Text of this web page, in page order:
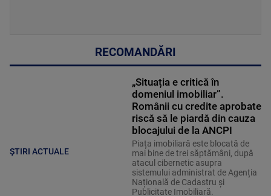
RECOMANDĂRI
ȘTIRI ACTUALE
„Situația e critică în
domeniul imobiliar”.
Românii cu credite aprobate
riscă să le piardă din cauza
blocajului de la ANCPI
Piața imobiliară este blocată de
mai bine de trei săptămâni, după
atacul cibernetic asupra
sistemului administrat de Agenția
Națională de Cadastru și
Publicitate Imobiliară.